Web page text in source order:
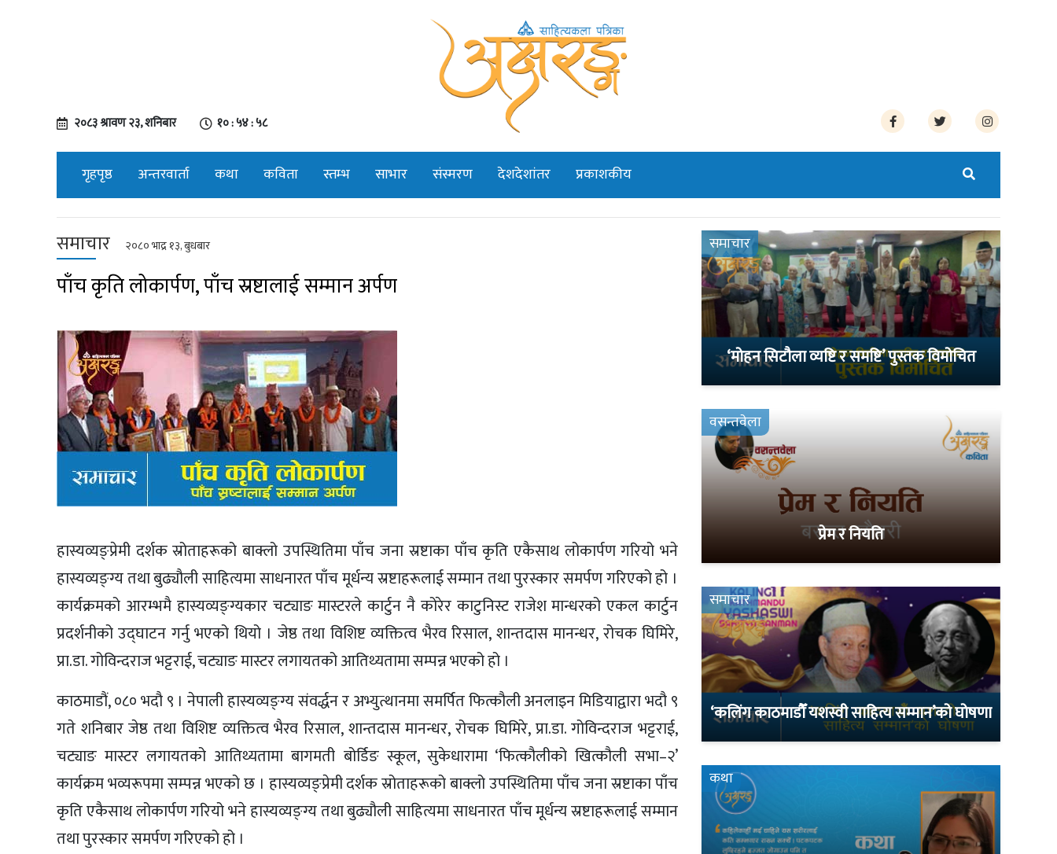
२०८३ श्रावण २३, शनिबार १० : ५४ : ५८
गृहपृष्ठ अन्तरवार्ता कथा कविता स्तम्भ साभार संस्मरण देशदेशांतर प्रकाशकीय
समाचार २०८० भाद्र १३, बुधबार
पाँच कृति लोकार्पण, पाँच स्रष्टालाई सम्मान अर्पण
हास्यव्यङ्प्रेमी दर्शक स्रोताहरूको बाक्लो उपस्थितिमा पाँच जना स्रष्टाका पाँच कृति एकैसाथ लोकार्पण गरियो भने
हास्यव्यङ्ग्य तथा बुढ्यौली साहित्यमा साधनारत पाँच मूर्धन्य स्रष्टाहरूलाई सम्मान तथा पुरस्कार समर्पण गरिएको हो ।
कार्यक्रमको आरम्भमै हास्यव्यङ्ग्यकार चट्याङ मास्टरले कार्टुन नै कोरेर काटुनिस्ट राजेश मान्धरको एकल कार्टुन
प्रदर्शनीको उद्घाटन गर्नु भएको थियो । जेष्ठ तथा विशिष्ट व्यक्तित्व भैरव रिसाल, शान्तदास मानन्धर, रोचक घिमिरे,
प्रा.डा. गोविन्दराज भट्टराई, चट्याङ मास्टर लगायतको आतिथ्यतामा सम्पन्न भएको हो ।
काठमाडौं, ०८० भदौ ९ । नेपाली हास्यव्यङ्ग्य संवर्द्धन र अभ्युत्थानमा समर्पित फित्कौली अनलाइन मिडियाद्वारा भदौ ९
गते शनिबार जेष्ठ तथा विशिष्ट व्यक्तित्व भैरव रिसाल, शान्तदास मानन्धर, रोचक घिमिरे, प्रा.डा. गोविन्दराज भट्टराई,
चट्याङ मास्टर लगायतको आतिथ्यतामा बागमती बोर्डिङ स्कूल, सुकेधारामा ‘फित्कौलीको खित्कौली सभा–२’
कार्यक्रम भव्यरूपमा सम्पन्न भएको छ । हास्यव्यङ्प्रेमी दर्शक स्रोताहरूको बाक्लो उपस्थितिमा पाँच जना स्रष्टाका पाँच
कृति एकैसाथ लोकार्पण गरियो भने हास्यव्यङ्ग्य तथा बुढ्यौली साहित्यमा साधनारत पाँच मूर्धन्य स्रष्टाहरूलाई सम्मान
तथा पुरस्कार समर्पण गरिएको हो ।
समाचार
‘मोहन सिटौला व्यष्टि र समष्टि’ पुस्तक विमोचित
वसन्तवेला
प्रेम र नियति
समाचार
‘कलिंग काठमाडौँ यशस्वी साहित्य सम्मान’को घोषणा
कथा